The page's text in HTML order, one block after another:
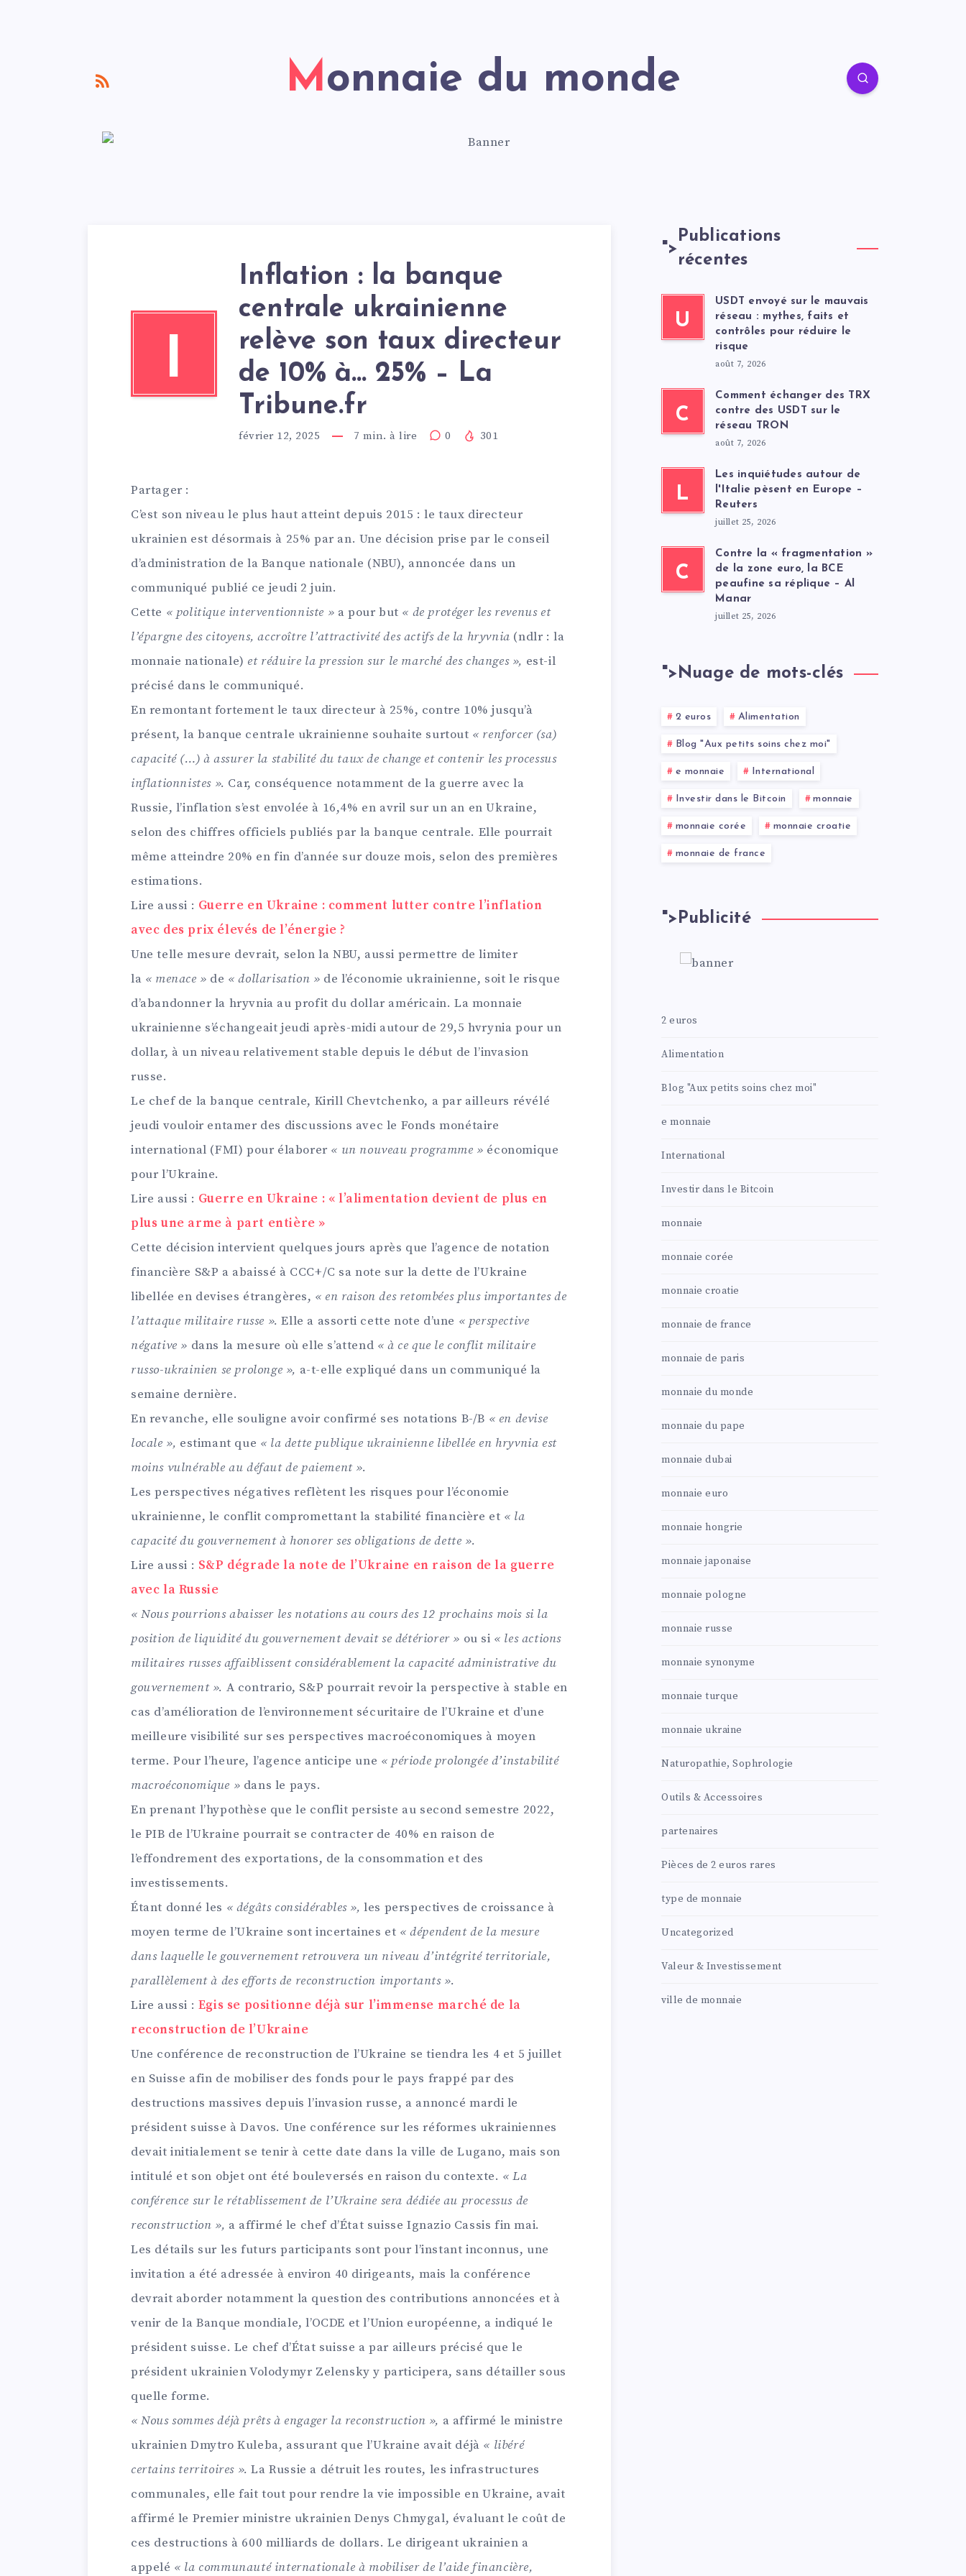
Monnaie du monde
I
Inflation : la banque
centrale ukrainienne
relève son taux directeur
de 10% à… 25% – La
Tribune.fr
février 12, 2025 7 min. à lire 0 301
Partager :
C’est son niveau le plus haut atteint depuis 2015 : le taux directeur
ukrainien est désormais à 25% par an. Une décision prise par le conseil
d’administration de la Banque nationale (NBU), annoncée dans un
communiqué publié ce jeudi 2 juin.
Cette « politique interventionniste » a pour but « de protéger les revenus et
l’épargne des citoyens, accroître l’attractivité des actifs de la hryvnia (ndlr : la
monnaie nationale) et réduire la pression sur le marché des changes », est-il
précisé dans le communiqué.
En remontant fortement le taux directeur à 25%, contre 10% jusqu’à
présent, la banque centrale ukrainienne souhaite surtout « renforcer (sa)
capacité (…) à assurer la stabilité du taux de change et contenir les processus
inflationnistes ». Car, conséquence notamment de la guerre avec la
Russie, l’inflation s’est envolée à 16,4% en avril sur un an en Ukraine,
selon des chiffres officiels publiés par la banque centrale. Elle pourrait
même atteindre 20% en fin d’année sur douze mois, selon des premières
estimations.
Lire aussi : Guerre en Ukraine : comment lutter contre l’inflation
avec des prix élevés de l’énergie ?
Une telle mesure devrait, selon la NBU, aussi permettre de limiter
la « menace » de « dollarisation » de l’économie ukrainienne, soit le risque
d’abandonner la hryvnia au profit du dollar américain. La monnaie
ukrainienne s’échangeait jeudi après-midi autour de 29,5 hvrynia pour un
dollar, à un niveau relativement stable depuis le début de l’invasion
russe.
Le chef de la banque centrale, Kirill Chevtchenko, a par ailleurs révélé
jeudi vouloir entamer des discussions avec le Fonds monétaire
international (FMI) pour élaborer « un nouveau programme » économique
pour l’Ukraine.
Lire aussi : Guerre en Ukraine : « l’alimentation devient de plus en
plus une arme à part entière »
Cette décision intervient quelques jours après que l’agence de notation
financière S&P a abaissé à CCC+/C sa note sur la dette de l’Ukraine
libellée en devises étrangères, « en raison des retombées plus importantes de
l’attaque militaire russe ».Elle a assorti cette note d’une « perspective
négative » dans la mesure où elle s’attend « à ce que le conflit militaire
russo-ukrainien se prolonge », a-t-elle expliqué dans un communiqué la
semaine dernière.
En revanche, elle souligne avoir confirmé ses notations B-/B « en devise
locale », estimant que « la dette publique ukrainienne libellée en hryvnia est
moins vulnérable au défaut de paiement ».
Les perspectives négatives reflètent les risques pour l’économie
ukrainienne, le conflit compromettant la stabilité financière et « la
capacité du gouvernement à honorer ses obligations de dette ».
Lire aussi : S&P dégrade la note de l’Ukraine en raison de la guerre
avec la Russie
« Nous pourrions abaisser les notations au cours des 12 prochains mois si la
position de liquidité du gouvernement devait se détériorer » ou si « les actions
militaires russes affaiblissent considérablement la capacité administrative du
gouvernement ». A contrario, S&P pourrait revoir la perspective à stable en
cas d’amélioration de l’environnement sécuritaire de l’Ukraine et d’une
meilleure visibilité sur ses perspectives macroéconomiques à moyen
terme. Pour l’heure, l’agence anticipe une « période prolongée d’instabilité
macroéconomique » dans le pays.
En prenant l’hypothèse que le conflit persiste au second semestre 2022,
le PIB de l’Ukraine pourrait se contracter de 40% en raison de
l’effondrement des exportations, de la consommation et des
investissements.
Étant donné les « dégâts considérables », les perspectives de croissance à
moyen terme de l’Ukraine sont incertaines et « dépendent de la mesure
dans laquelle le gouvernement retrouvera un niveau d’intégrité territoriale,
parallèlement à des efforts de reconstruction importants ».
Lire aussi : Egis se positionne déjà sur l’immense marché de la
reconstruction de l’Ukraine
Une conférence de reconstruction de l’Ukraine se tiendra les 4 et 5 juillet
en Suisse afin de mobiliser des fonds pour le pays frappé par des
destructions massives depuis l’invasion russe, a annoncé mardi le
président suisse à Davos. Une conférence sur les réformes ukrainiennes
devait initialement se tenir à cette date dans la ville de Lugano, mais son
intitulé et son objet ont été bouleversés en raison du contexte. « La
conférence sur le rétablissement de l’Ukraine sera dédiée au processus de
reconstruction », a affirmé le chef d’État suisse Ignazio Cassis fin mai.
Les détails sur les futurs participants sont pour l’instant inconnus, une
invitation a été adressée à environ 40 dirigeants, mais la conférence
devrait aborder notamment la question des contributions annoncées et à
venir de la Banque mondiale, l’OCDE et l’Union européenne, a indiqué le
président suisse. Le chef d’État suisse a par ailleurs précisé que le
président ukrainien Volodymyr Zelensky y participera, sans détailler sous
quelle forme.
« Nous sommes déjà prêts à engager la reconstruction », a affirmé le ministre
ukrainien Dmytro Kuleba, assurant que l’Ukraine avait déjà « libéré
certains territoires ».La Russie a détruit les routes, les infrastructures
communales, elle fait tout pour rendre la vie impossible en Ukraine, avait
affirmé le Premier ministre ukrainien Denys Chmygal, évaluant le coût de
ces destructions à 600 milliards de dollars. Le dirigeant ukrainien a
appelé « la communauté internationale à mobiliser de l’aide financière,
">
Publications
récentes
U
USDT envoyé sur le mauvais
réseau : mythes, faits et
contrôles pour réduire le
risque
août 7, 2026
C
Comment échanger des TRX
contre des USDT sur le
réseau TRON
août 7, 2026
L
Les inquiétudes autour de
l'Italie pèsent en Europe –
Reuters
juillet 25, 2026
C
Contre la « fragmentation »
de la zone euro, la BCE
peaufine sa réplique – Al
Manar
juillet 25, 2026
">Nuage de mots-clés
2 euros Alimentation
Blog "Aux petits soins chez moi"
e monnaie International
Investir dans le Bitcoin monnaie
monnaie corée monnaie croatie
monnaie de france
">Publicité
2 euros
Alimentation
Blog "Aux petits soins chez moi"
e monnaie
International
Investir dans le Bitcoin
monnaie
monnaie corée
monnaie croatie
monnaie de france
monnaie de paris
monnaie du monde
monnaie du pape
monnaie dubai
monnaie euro
monnaie hongrie
monnaie japonaise
monnaie pologne
monnaie russe
monnaie synonyme
monnaie turque
monnaie ukraine
Naturopathie, Sophrologie
Outils & Accessoires
partenaires
Pièces de 2 euros rares
type de monnaie
Uncategorized
Valeur & Investissement
ville de monnaie